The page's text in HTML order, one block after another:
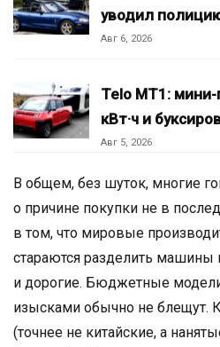
уводил
Авг 6, 2026
Telo MT1: мини-
кВт·ч и
Авг 5, 2026
В общем, без шуток, многие
о причине покупки не в
в том, что мировые
стараются разделить
и дорогие. Бюджетные
изысками обычно не блещут.
(точнее не китайские, а